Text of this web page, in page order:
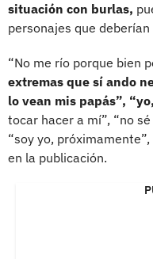
situación con burlas,
personajes que
“No me río porque bien
extremas que sí ando
lo vean mis papás”,
tocar hacer a mí”, “no
“soy yo,
en la publicación.